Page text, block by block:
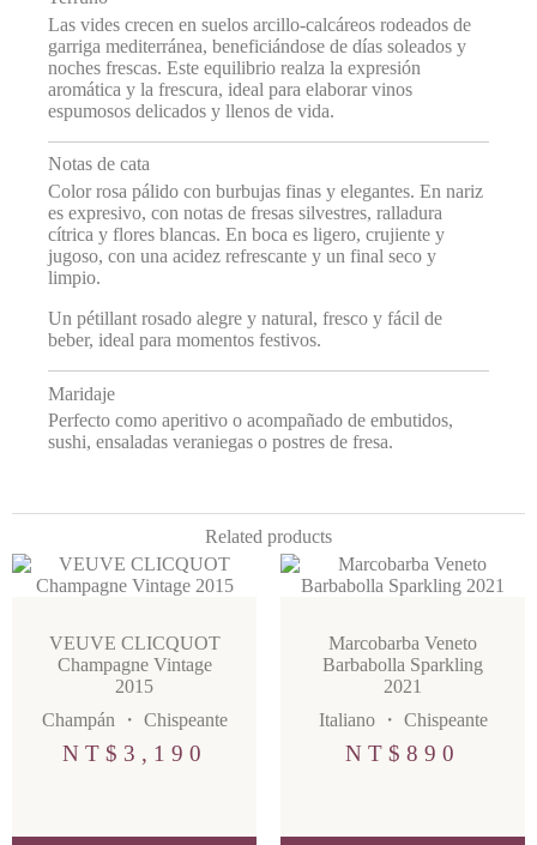
Las vides crecen en suelos arcillo-calcáreos rodeados de
garriga mediterránea, beneficiándose de días soleados y
noches frescas. Este equilibrio realza la expresión
aromática y la frescura, ideal para elaborar vinos
espumosos delicados y llenos de vida.
Notas de cata
Color rosa pálido con burbujas finas y elegantes. En nariz
es expresivo, con notas de fresas silvestres, ralladura
cítrica y flores blancas. En boca es ligero, crujiente y
jugoso, con una acidez refrescante y un final seco y
limpio.
Un pétillant rosado alegre y natural, fresco y fácil de
beber, ideal para momentos festivos.
Maridaje
Perfecto como aperitivo o acompañado de embutidos,
sushi, ensaladas veraniegas o postres de fresa.
Related products
VEUVE CLICQUOT
Champagne Vintage
2015
Champán ・ Chispeante
NT$ 3,190
Marcobarba Veneto
Barbabolla Sparkling
2021
Italiano・ Chispeante
NT$ 890